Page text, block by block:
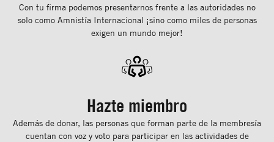
Con tu ﬁrma podemos presentarnos frente a las autoridades no
solo como Amnistía Internacional ¡sino como miles de personas
exigen un mundo mejor!
Hazte miembro
Además de donar, las personas que forman parte de la membresía
cuentan con voz y voto para participar en las actividades de